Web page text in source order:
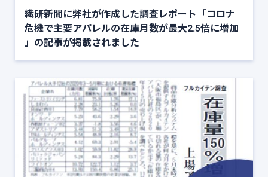
繊研新聞に弊社が作成した調査レポート「コロナ
危機で主要アパレルの在庫月数が最大2.5倍に増加
」の記事が掲載されました